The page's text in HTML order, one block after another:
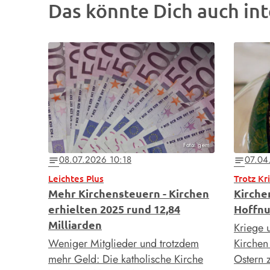
Das könnte Dich auch
Foto: gem
notes08.07.2026 10:18
Leichtes Plus
Mehr Kirchensteuern - Kirchen
erhielten 2025 rund 12,84
Milliarden
Weniger Mitglieder und trotzdem
mehr Geld: Die katholische Kirche
notes
Trotz
Kriege
Ostern